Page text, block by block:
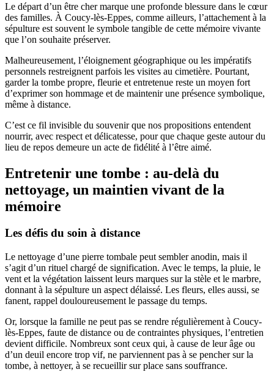
Le départ d’un être cher marque une profonde blessure dans le cœur
des familles. À Coucy-lès-Eppes, comme ailleurs, l’attachement à la
sépulture est souvent le symbole tangible de cette mémoire vivante
que l’on souhaite préserver.
Malheureusement, l’éloignement géographique ou les impératifs
personnels restreignent parfois les visites au cimetière. Pourtant,
garder la tombe propre, fleurie et entretenue reste un moyen fort
d’exprimer son hommage et de maintenir une présence symbolique,
même à distance.
C’est ce fil invisible du souvenir que nos propositions entendent
nourrir, avec respect et délicatesse, pour que chaque geste autour du
lieu de repos demeure un acte de fidélité à l’être aimé.
Entretenir une tombe : au-delà du
nettoyage, un maintien vivant de la
mémoire
Les défis du soin à distance
Le nettoyage d’une pierre tombale peut sembler anodin, mais il
s’agit d’un rituel chargé de signification. Avec le temps, la pluie, le
vent et la végétation laissent leurs marques sur la stèle et le marbre,
donnant à la sépulture un aspect délaissé. Les fleurs, elles aussi, se
fanent, rappel douloureusement le passage du temps.
Or, lorsque la famille ne peut pas se rendre régulièrement à Coucy-
lès-Eppes, faute de distance ou de contraintes physiques, l’entretien
devient difficile. Nombreux sont ceux qui, à cause de leur âge ou
d’un deuil encore trop vif, ne parviennent pas à se pencher sur la
tombe, à nettoyer, à se recueillir sur place sans souffrance.